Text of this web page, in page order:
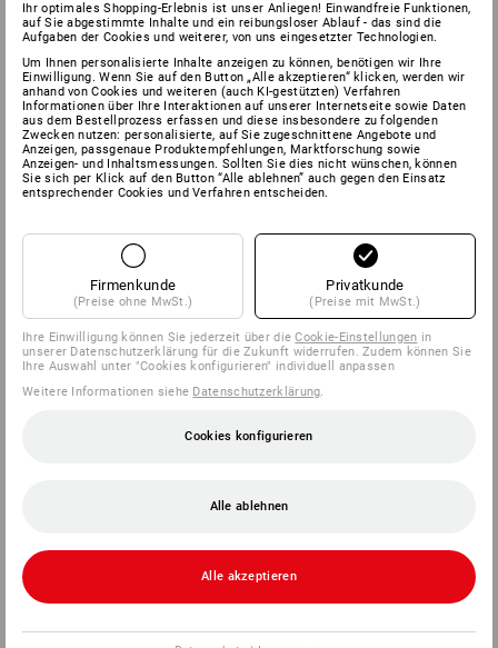
Ihr optimales Shopping-Erlebnis ist unser Anliegen! Einwandfreie Funktionen,
auf Sie abgestimmte Inhalte und ein reibungsloser Ablauf - das sind die
Aufgaben der Cookies und weiterer, von uns eingesetzter Technologien.
Um Ihnen personalisierte Inhalte anzeigen zu können, benötigen wir Ihre
Einwilligung. Wenn Sie auf den Button „Alle akzeptieren“ klicken, werden wir
anhand von Cookies und weiteren (auch KI-gestützten) Verfahren
Informationen über Ihre Interaktionen auf unserer Internetseite sowie Daten
aus dem Bestellprozess erfassen und diese insbesondere zu folgenden
Zwecken nutzen: personalisierte, auf Sie zugeschnittene Angebote und
Anzeigen, passgenaue Produktempfehlungen, Marktforschung sowie
Anzeigen- und Inhaltsmessungen. Sollten Sie dies nicht wünschen, können
Sie sich per Klick auf den Button “Alle ablehnen” auch gegen den Einsatz
entsprechender Cookies und Verfahren entscheiden.
Firmenkunde
(Preise ohne MwSt.)
Privatkunde
(Preise mit MwSt.)
Ihre Einwilligung können Sie jederzeit über dieCookie-Einstellungen in
unserer Datenschutzerklärung für die Zukunft widerrufen. Zudem können Sie
Ihre Auswahl unter "Cookies konfigurieren" individuell anpassen
Weitere Informationen siehe Datenschutzerklärung.
Cookies konfigurieren
Alle ablehnen
Alle akzeptieren